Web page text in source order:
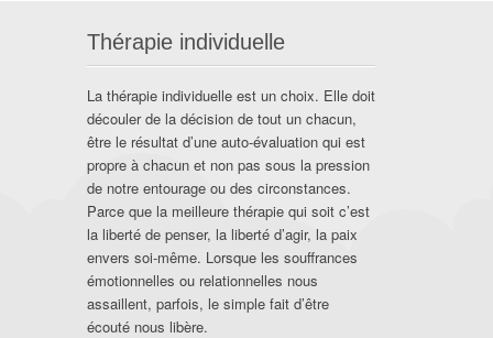
Thérapie individuelle
La thérapie individuelle est un choix. Elle doit
découler de la décision de tout un chacun,
être le résultat d’une auto-évaluation qui est
propre à chacun et non pas sous la pression
de notre entourage ou des circonstances.
Parce que la meilleure thérapie qui soit c’est
la liberté de penser, la liberté d’agir, la paix
envers soi-même. Lorsque les souffrances
émotionnelles ou relationnelles nous
assaillent, parfois, le simple fait d’être
écouté nous libère.